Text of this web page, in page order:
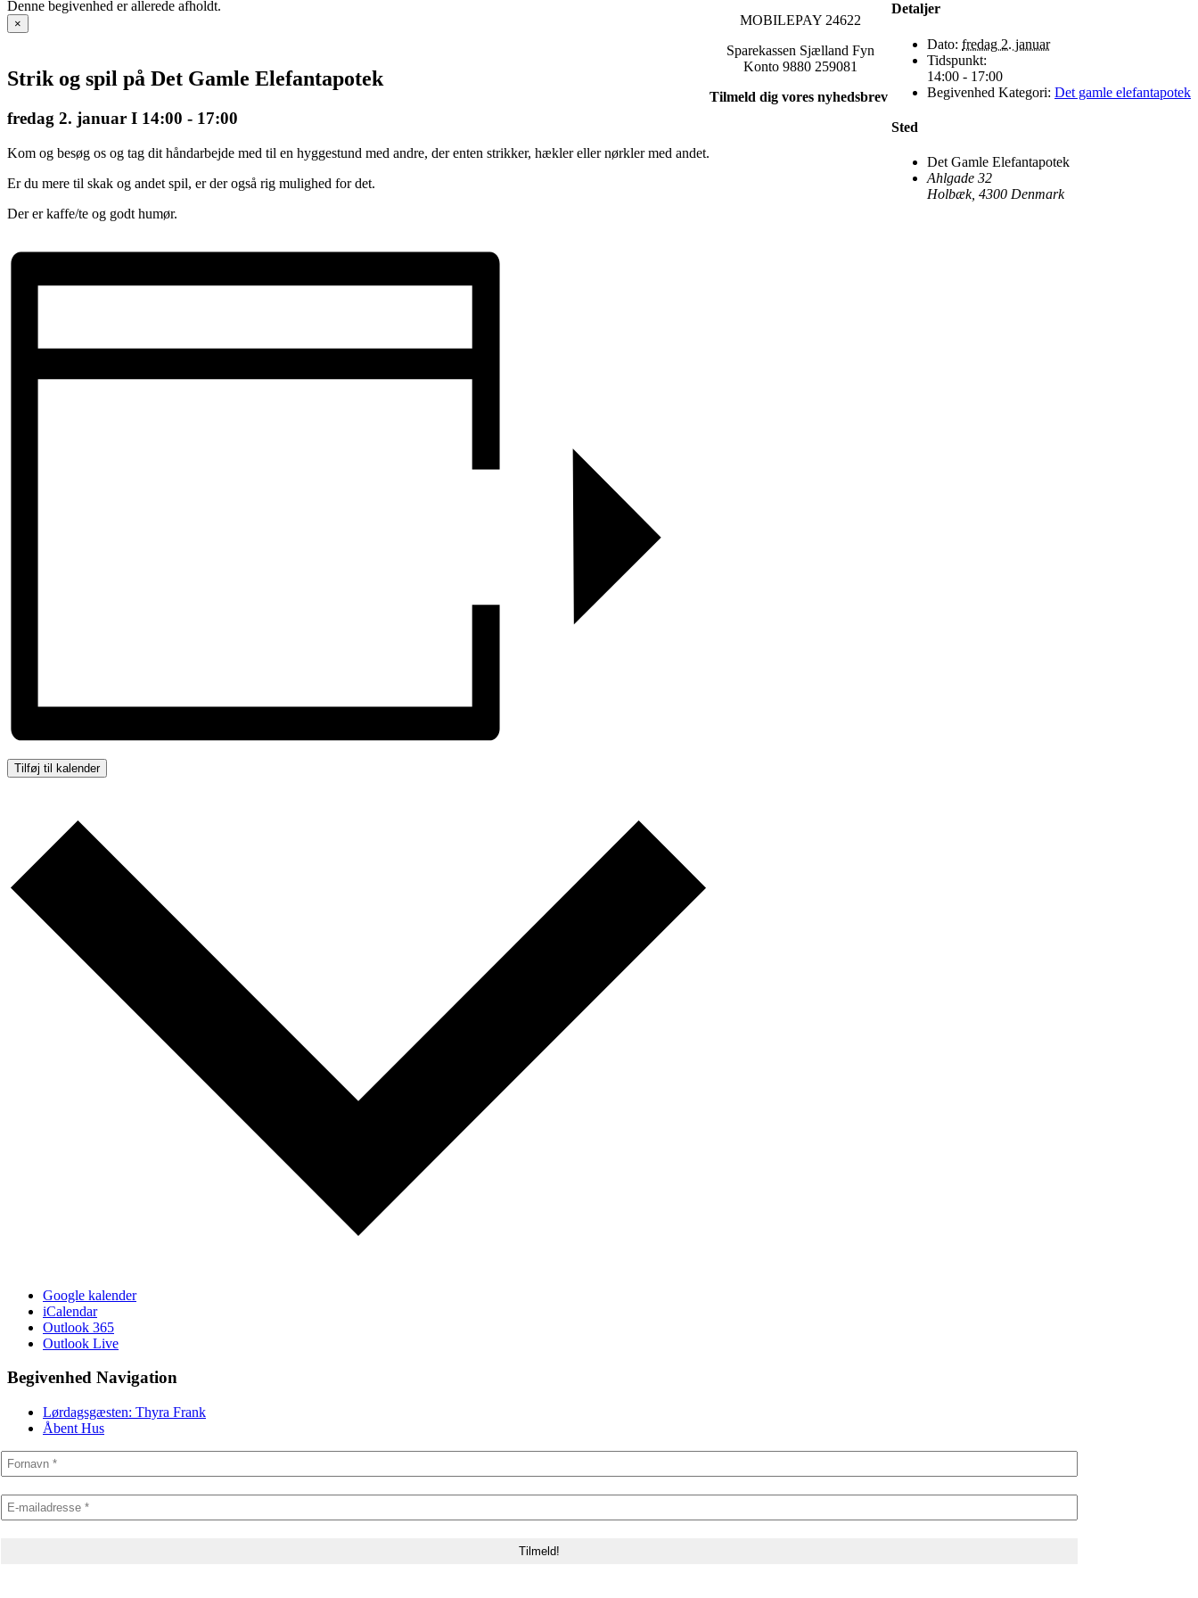
Denne begivenhed er allerede afholdt.
×
Strik og spil på Det Gamle Elefantapotek
fredag 2. januar I 14:00 - 17:00
Kom og besøg os og tag dit håndarbejde med til en hyggestund med andre, der enten strikker, hækler eller nørkler med andet.
Er du mere til skak og andet spil, er der også rig mulighed for det.
Der er kaffe/te og godt humør.
Tilføj til kalender
Google kalender
iCalendar
Outlook 365
Outlook Live
Begivenhed Navigation
Lørdagsgæsten: Thyra Frank
Åbent Hus
Detaljer
Dato: fredag 2. januar
Tidspunkt:
14:00 - 17:00
Begivenhed Kategori: Det gamle elefantapotek
Sted
Det Gamle Elefantapotek
Ahlgade 32
Holbæk, 4300 Denmark
MOBILEPAY 24622
Sparekassen Sjælland Fyn
Konto 9880 259081
Tilmeld dig vores nyhedsbrev